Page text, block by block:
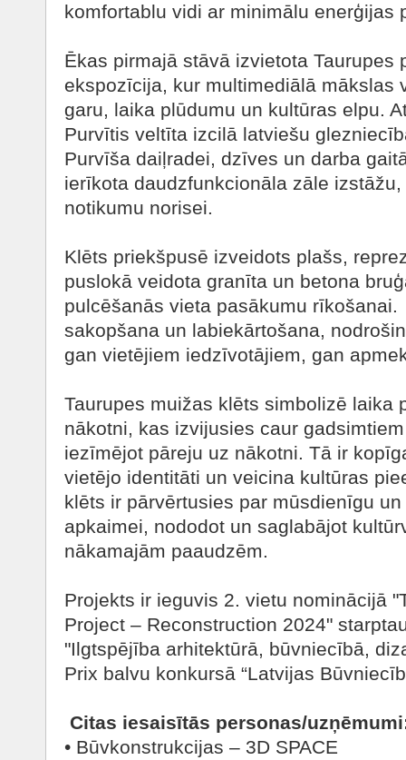
komfortablu vidi ar minimālu enerģijas
Ēkas pirmajā stāvā izvietota Taurupes
ekspozīcija, kur multimediālā mākslas
garu, laika plūdumu un kultūras elpu.
Purvītis veltīta izcilā latviešu
Purvīša daiļradei, dzīves un darba
ierīkota daudzfunkcionāla zāle
notikumu norisei.
Klēts priekšpusē izveidots plašs,
puslokā veidota granīta un betona
pulcēšanās vieta pasākumu
sakopšana un labiekārtošana,
gan vietējiem iedzīvotājiem, gan
Taurupes muižas klēts simbolizē laika
nākotni, kas izvijusies caur
iezīmējot pāreju uz nākotni. Tā ir
vietējo identitāti un veicina kultūras
klēts ir pārvērtusies par mūsdienīgu
apkaimei, nododot un saglabājot
nākamajām paaudzēm.
Projekts ir ieguvis 2. vietu nominācijā
Project – Reconstruction 2024"
"Ilgtspējība arhitektūrā, būvniecībā,
Prix balvu konkursā “Latvijas
Citas iesaisītās personas/
• Būvkonstrukcijas – 3D SPACE